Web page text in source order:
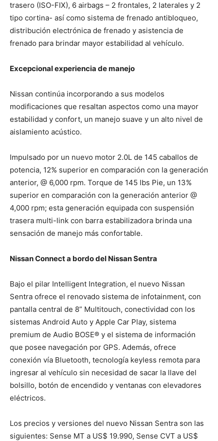
trasero (ISO-FIX), 6 airbags – 2 frontales, 2 laterales y 2
tipo cortina- así como sistema de frenado antibloqueo,
distribución electrónica de frenado y asistencia de
frenado para brindar mayor estabilidad al vehículo.
Excepcional experiencia de manejo
Nissan continúa incorporando a sus modelos
modificaciones que resaltan aspectos como una mayor
estabilidad y confort, un manejo suave y un alto nivel de
aislamiento acústico.
Impulsado por un nuevo motor 2.0L de 145 caballos de
potencia, 12% superior en comparación con la generación
anterior, @ 6,000 rpm. Torque de 145 lbs Pie, un 13%
superior en comparación con la generación anterior @
4,000 rpm; esta generación equipada con suspensión
trasera multi-link con barra estabilizadora brinda una
sensación de manejo más confortable.
Nissan Connect a bordo del Nissan Sentra
Bajo el pilar Intelligent Integration, el nuevo Nissan
Sentra ofrece el renovado sistema de infotainment, con
pantalla central de 8” Multitouch, conectividad con los
sistemas Android Auto y Apple Car Play, sistema
premium de Audio BOSE® y el sistema de información
que posee navegación por GPS. Además, ofrece
conexión vía Bluetooth, tecnología keyless remota para
ingresar al vehículo sin necesidad de sacar la llave del
bolsillo, botón de encendido y ventanas con elevadores
eléctricos.
Los precios y versiones del nuevo Nissan Sentra son las
siguientes: Sense MT a US$ 19.990, Sense CVT a US$